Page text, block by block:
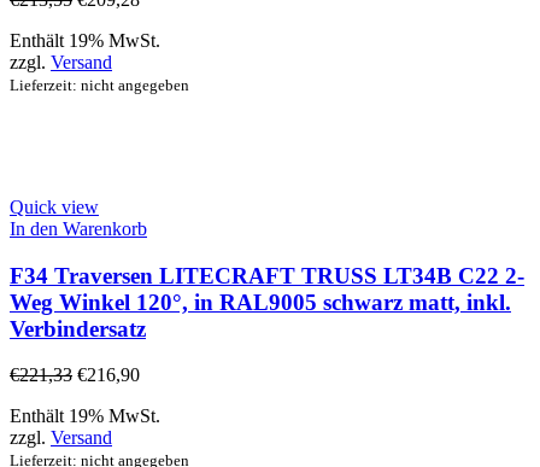
Enthält 19% MwSt.
zzgl. Versand
Lieferzeit: nicht angegeben
Quick view
In den Warenkorb
F34 Traversen LITECRAFT TRUSS LT34B C22 2-
Weg Winkel 120°, in RAL9005 schwarz matt, inkl.
Verbindersatz
€221,33 €216,90
Enthält 19% MwSt.
zzgl. Versand
Lieferzeit: nicht angegeben